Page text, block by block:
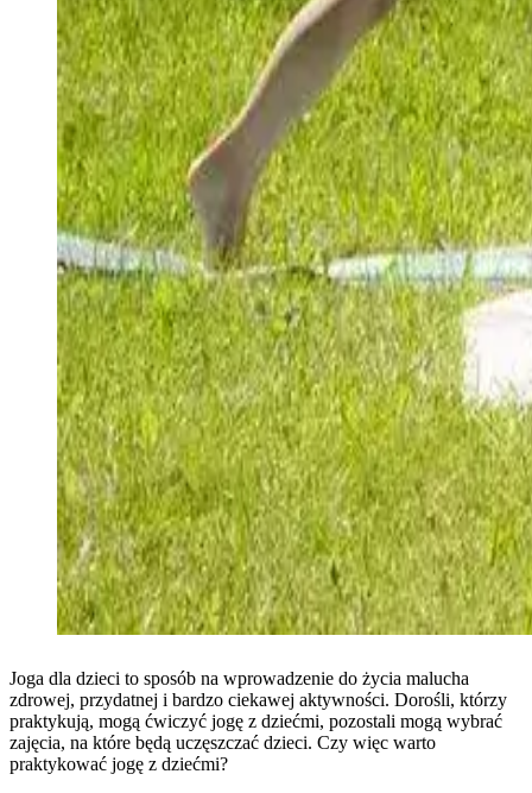
Joga dla dzieci to sposób na wprowadzenie do życia malucha
zdrowej, przydatnej i bardzo ciekawej aktywności. Dorośli, którzy
praktykują, mogą ćwiczyć jogę z dziećmi, pozostali mogą wybrać
zajęcia, na które będą uczęszczać dzieci. Czy więc warto
praktykować jogę z dziećmi?